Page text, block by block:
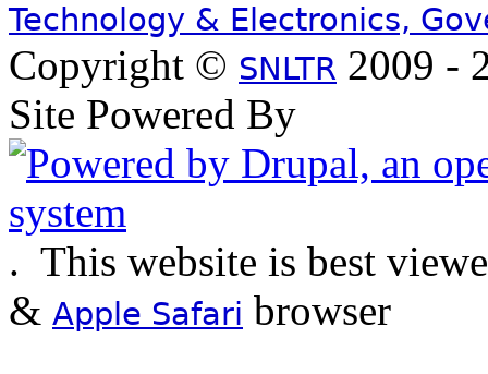
Technology & Electronics,
Copyright © SNLTR 2009 -
Site Powered By
. This website is best
& Apple Safari browser